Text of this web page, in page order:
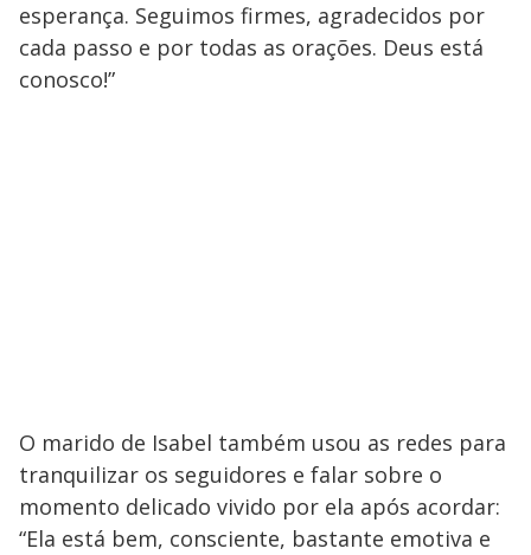
esperança. Seguimos firmes, agradecidos por
cada passo e por todas as orações. Deus está
conosco!”
O marido de Isabel também usou as redes para
tranquilizar os seguidores e falar sobre o
momento delicado vivido por ela após acordar:
“Ela está bem, consciente, bastante emotiva e